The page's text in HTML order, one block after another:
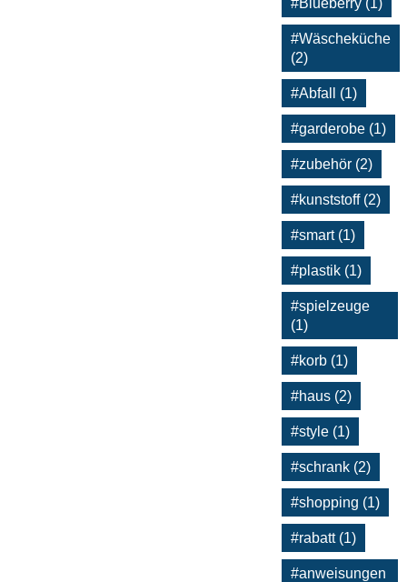
#Blueberry (1)
#Wäscheküche
(2)
#Abfall (1)
#garderobe (1)
#zubehör (2)
#kunststoff (2)
#smart (1)
#plastik (1)
#spielzeuge
(1)
#korb (1)
#haus (2)
#style (1)
#schrank (2)
#shopping (1)
#rabatt (1)
#anweisungen